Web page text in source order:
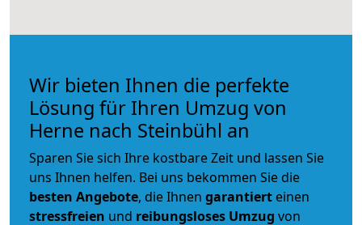
Wir bieten Ihnen die perfekte
Lösung für Ihren Umzug von
Herne nach Steinbühl an
Sparen Sie sich Ihre kostbare Zeit und lassen Sie
uns Ihnen helfen. Bei uns bekommen Sie die
besten Angebote, die Ihnen garantiert einen
stressfreien und reibungsloses Umzug von